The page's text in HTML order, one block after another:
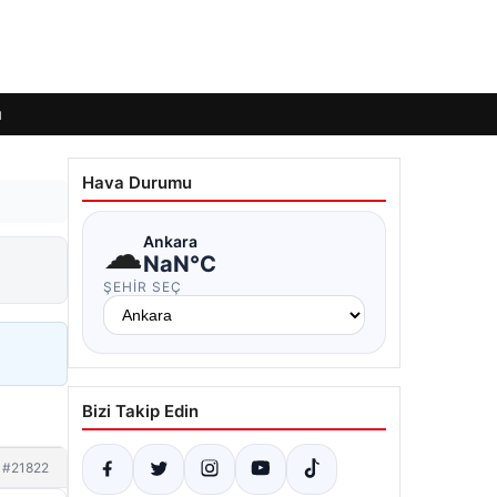
#21822
Hava Durumu
☁Ankara
NaN°C
ŞEHIR SEÇ
Bizi Takip Edin